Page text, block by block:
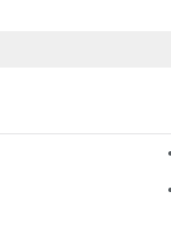
है क्रोनिक दर्द से राहत के लिए
कैसे खरीदें